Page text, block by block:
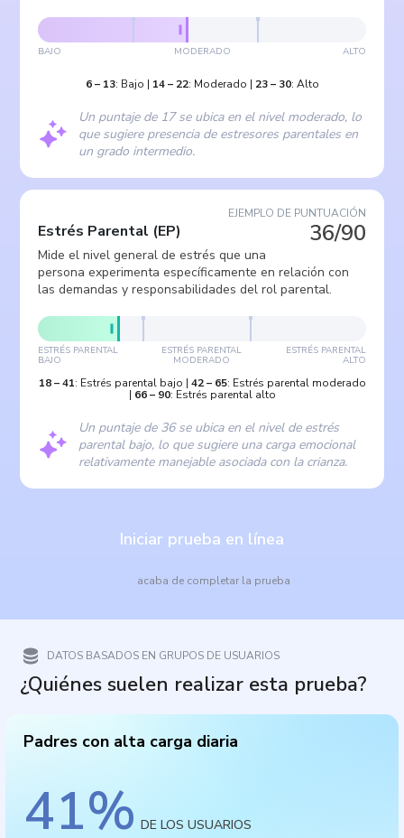
BAJO MODERADO ALTO
6– 13: Bajo | 14– 22: Moderado | 23– 30: Alto
Un puntaje de 17 se ubica en el nivel moderado, lo
que sugiere presencia de estresores parentales en
un grado intermedio.
EJEMPLO DE PUNTUACIÓN
36/90
Estrés Parental (EP)
Mide el nivel general de estrés que una
persona experimenta específicamente en relación con
las demandas y responsabilidades del rol parental.
ESTRÉS PARENTAL
BAJO
ESTRÉS PARENTAL
MODERADO
ESTRÉS PARENTAL
ALTO
18–41: Estrés parental bajo | 42– 65: Estrés parental moderado
| 66– 90: Estrés parental alto
Un puntaje de 36 se ubica en el nivel de estrés
parental bajo, lo que sugiere una carga emocional
relativamente manejable asociada con la crianza.
Iniciar prueba en línea
acaba de completar la prueba
DATOS BASADOS EN GRUPOS DE USUARIOS
¿Quiénes suelen realizar esta prueba?
Padres con alta carga diaria
41% DE LOS USUARIOS